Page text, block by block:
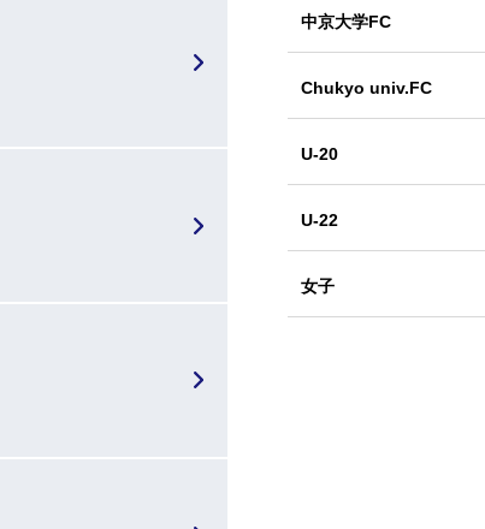
中京大学FC
Chukyo univ.FC
U-20
U-22
女子